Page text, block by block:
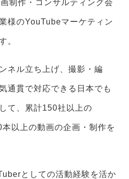
制作・コンサルティング会
様のYouTubeマーケティン
。
ネル立ち上げ、撮影・編
通貫で対応できる日本でも
て、累計150社以上の
以上の動画の企画・制作を
としての活動経験を活か